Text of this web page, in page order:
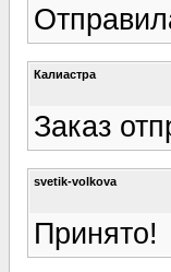
Калиастра
Заказ
svetik-volkova
Принято!